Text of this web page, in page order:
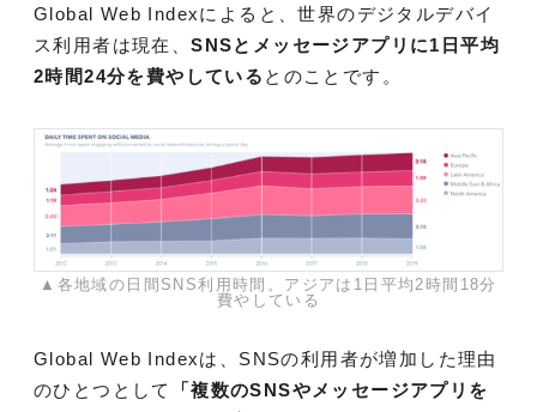
Global Web Indexによると、世界のデジタルデバイ
ス利用者は現在、SNSとメッセージアプリに1日平均
2時間24分を費やしている とのことです。
▲各地域の日間SNS利用時間。アジアは1日平均2時間18分
費やしている
Global Web Indexは、SNSの利用者が増加した理由
のひとつとして
「複数のSNSやメッセージアプリを